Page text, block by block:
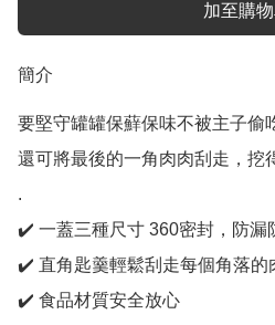
加至購
簡介
要堅守罐罐保蘚保味不被主子偷
還可將最後的一角肉肉刮走，挖
.
✔️ 一蓋三種尺寸 360密封，防漏
✔️ 直角匙羹輕鬆刮走每個角落的
✔️ 食品材質安全放心